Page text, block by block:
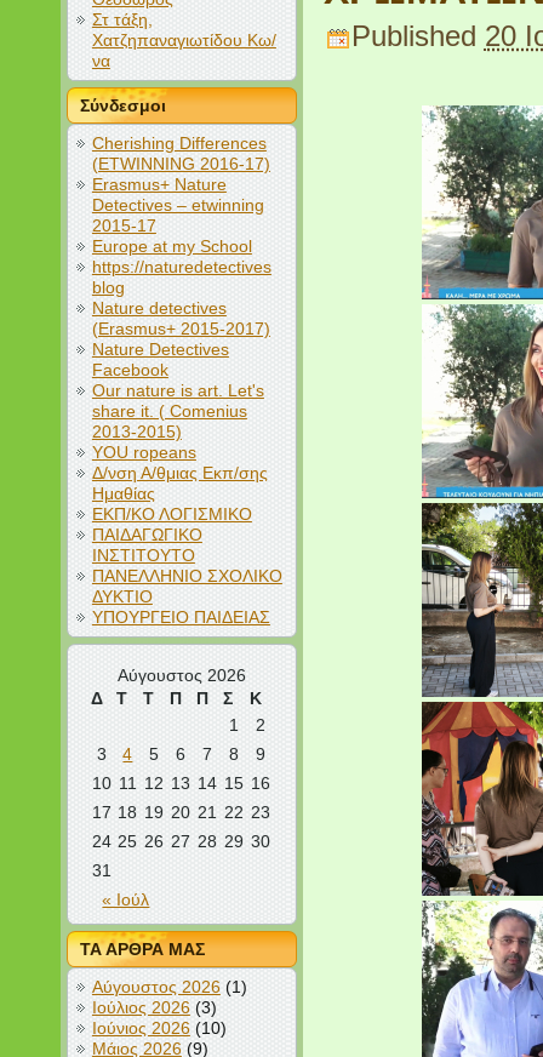
Στ τάξη,
Χατζηπαναγιωτίδου Κω/
να
Σύνδεσμοι
Cherishing Differences
(ETWINNING 2016-17)
Erasmus+ Nature
Detectives – etwinning
2015-17
Europe at my School
https://naturedetectives
blog
Nature detectives
(Erasmus+ 2015-2017)
Nature Detectives
Facebook
Our nature is art. Let's
share it. ( Comenius
2013-2015)
YOU ropeans
Δ/νση Α/θμιας Εκπ/σης
Ημαθίας
ΕΚΠ/ΚΟ ΛΟΓΙΣΜΙΚΟ
ΠΑΙΔΑΓΩΓΙΚΟ
ΙΝΣΤΙΤΟΥΤΟ
ΠΑΝΕΛΛΗΝΙΟ ΣΧΟΛΙΚΟ
ΔΥΚΤΙΟ
ΥΠΟΥΡΓΕΙΟ ΠΑΙΔΕΙΑΣ
Αύγουστος 2026
Δ
Τ Τ Π Π Σ Κ
« Ιούλ
1
2
3
4 5 6 7 8
9
10 11 12 13 14 15 16
17 18 19 20 21 22 23
24 25 26 27 28 29 30
31
ΤΑ ΑΡΘΡΑ ΜΑΣ
Αύγουστος 2026(1)
Ιούλιος 2026(3)
Ιούνιος 2026(10)
Μάιος 2026(9)
Published 20